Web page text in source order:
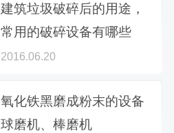
建筑垃圾破碎后的用途，
常用的破碎设备有哪些
2016.06.20
氧化铁黑磨成粉末的设备
球磨机、棒磨机